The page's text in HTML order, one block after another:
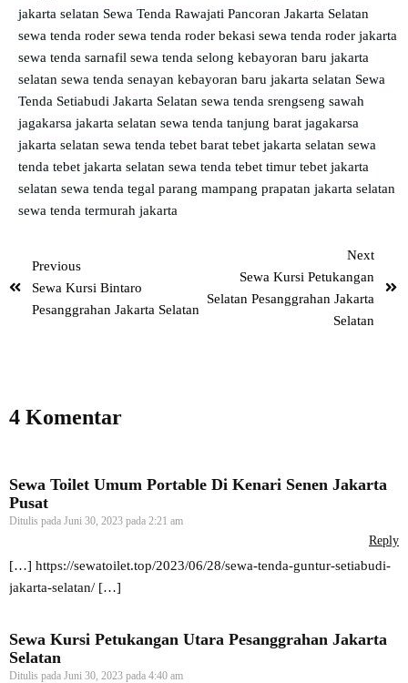
jakarta selatan Sewa Tenda Rawajati Pancoran Jakarta Selatan
sewa tenda roder sewa tenda roder bekasi sewa tenda roder jakarta
sewa tenda sarnafil sewa tenda selong kebayoran baru jakarta
selatan sewa tenda senayan kebayoran baru jakarta selatan Sewa
Tenda Setiabudi Jakarta Selatan sewa tenda srengseng sawah
jagakarsa jakarta selatan sewa tenda tanjung barat jagakarsa
jakarta selatan sewa tenda tebet barat tebet jakarta selatan sewa
tenda tebet jakarta selatan sewa tenda tebet timur tebet jakarta
selatan sewa tenda tegal parang mampang prapatan jakarta selatan
sewa tenda termurah jakarta
Previous
Sewa Kursi Bintaro
Pesanggrahan Jakarta Selatan
Next
Sewa Kursi Petukangan
Selatan Pesanggrahan Jakarta
Selatan
4 Komentar
Sewa Toilet Umum Portable Di Kenari Senen Jakarta
Pusat
Ditulis pada Juni 30, 2023 pada 2:21 am
Reply
[…] https://sewatoilet.top/2023/06/28/sewa-tenda-guntur-setiabudi-
jakarta-selatan/ […]
Sewa Kursi Petukangan Utara Pesanggrahan Jakarta
Selatan
Ditulis pada Juni 30, 2023 pada 4:40 am